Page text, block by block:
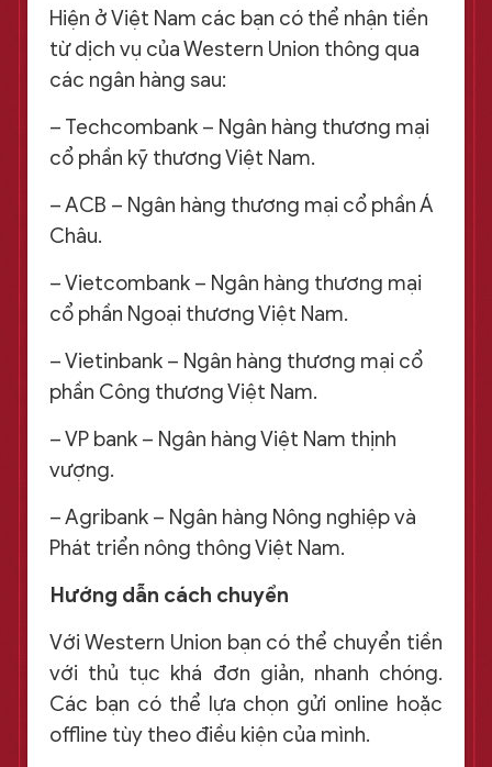
Hiện ở Việt Nam các bạn có thể nhận tiền
từ dịch vụ của Western Union thông qua
các ngân hàng sau:
– Techcombank – Ngân hàng thương mại
cổ phần kỹ thương Việt Nam.
– ACB – Ngân hàng thương mại cổ phần Á
Châu.
– Vietcombank – Ngân hàng thương mại
cổ phần Ngoại thương Việt Nam.
– Vietinbank – Ngân hàng thương mại cổ
phần Công thương Việt Nam.
– VP bank – Ngân hàng Việt Nam thịnh
vượng.
– Agribank – Ngân hàng Nông nghiệp và
Phát triển nông thông Việt Nam.
Hướng dẫn cách chuyển
Với Western Union bạn có thể chuyển tiền
với thủ tục khá đơn giản, nhanh chóng.
Các bạn có thể lựa chọn gửi online hoặc
offline tùy theo điều kiện của mình.